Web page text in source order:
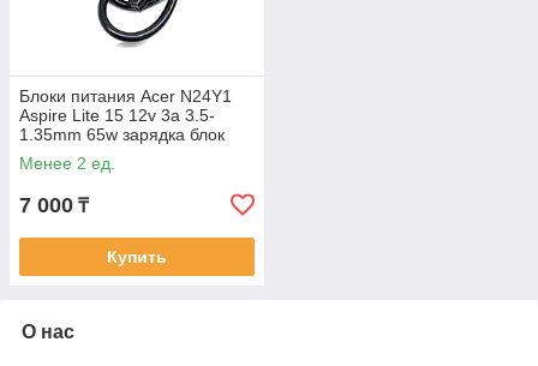
Блоки питания Acer N24Y1
Aspire Lite 15 12v 3a 3.5-
1.35mm 65w зарядка блок
питания
Менее 2 ед.
7 000 ₸
Купить
О нас